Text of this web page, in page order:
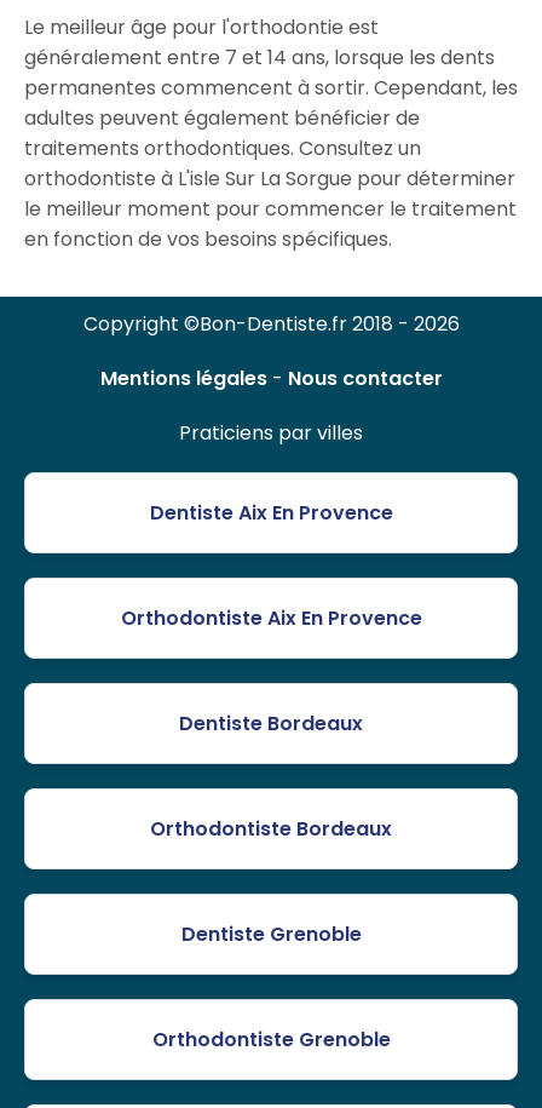
Le meilleur âge pour l'orthodontie est
généralement entre 7 et 14 ans, lorsque les dents
permanentes commencent à sortir. Cependant, les
adultes peuvent également bénéficier de
traitements orthodontiques. Consultez un
orthodontiste à L'isle Sur La Sorgue pour déterminer
le meilleur moment pour commencer le traitement
en fonction de vos besoins spécifiques.
Copyright ©Bon-Dentiste.fr 2018 - 2026
Mentions légales- Nous contacter
Praticiens par villes
Dentiste Aix En Provence
Orthodontiste Aix En Provence
Dentiste Bordeaux
Orthodontiste Bordeaux
Dentiste Grenoble
Orthodontiste Grenoble